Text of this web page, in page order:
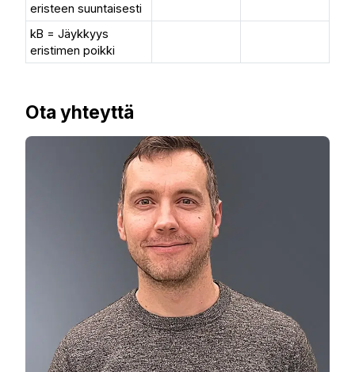
eristeen suuntaisesti
kB = Jäykkyys
eristimen poikki
Ota yhteyttä